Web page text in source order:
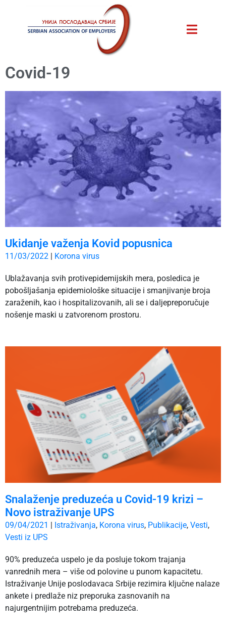
Covid-19
Ukidanje važenja Kovid popusnica
11/03/2022 Korona virus
Ublažavanja svih protivepidemijskih mera, posledica je
pobošljašanja epidemiološke situacije i smanjivanje broja
zaraženih, kao i hospitalizovanih, ali se i daljepreporučuje
nošenje maski u zatvorenom prostoru.
Snalaženje preduzeća u Covid-19 krizi –
Novo istraživanje UPS
09/04/2021 | Istraživanja, Korona virus, Publikacije, Vesti,
Vesti iz UPS
90% preduzeća uspelo je da posluje tokom trajanja
vanrednih mera – više od polovine u punom kapacitetu.
Istraživanje Unije poslodavaca Srbije rezimira ključne nalaze
ankete i predlaže niz preporuka zasnovanih na
najurgentnijim potrebama preduzeća.